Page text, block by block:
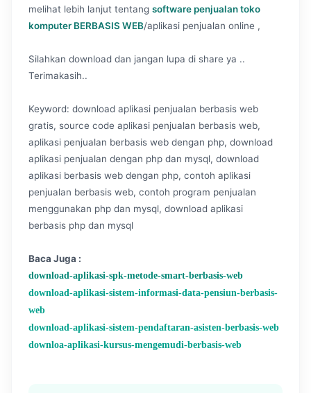
melihat lebih lanjut tentang software penjualan toko
komputer BERBASIS WEB/aplikasi penjualan online ,
Silahkan download dan jangan lupa di share ya ..
Terimakasih..
Keyword: download aplikasi penjualan berbasis web
gratis, source code aplikasi penjualan berbasis web,
aplikasi penjualan berbasis web dengan php, download
aplikasi penjualan dengan php dan mysql, download
aplikasi berbasis web dengan php, contoh aplikasi
penjualan berbasis web, contoh program penjualan
menggunakan php dan mysql, download aplikasi
berbasis php dan mysql
Baca Juga :
download-aplikasi-spk-metode-smart-berbasis-web
download-aplikasi-sistem-informasi-data-pensiun-berbasis-
web
download-aplikasi-sistem-pendaftaran-asisten-berbasis-web
downloa-aplikasi-kursus-mengemudi-berbasis-web